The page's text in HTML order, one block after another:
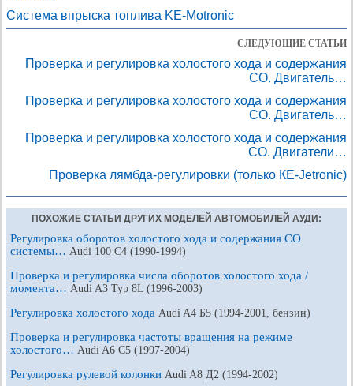
Система впрыска топлива KE-Motronic
СЛЕДУЮЩИЕ СТАТЬИ
Проверка и регулировка холостого хода и содержания
СО. Двигатель…
Проверка и регулировка холостого хода и содержания
СО. Двигатель…
Проверка и регулировка холостого хода и содержания
СО. Двигатели…
Проверка лямбда-регулировки (только КЕ-Jetronic)
ПОХОЖИЕ СТАТЬИ ДРУГИХ МОДЕЛЕЙ АВТОМОБИЛЕЙ АУДИ:
Регулировка оборотов холостого хода и содержания CO
системы… Audi 100 С4 (1990-1994)
Проверка и регулировка числа оборотов холостого хода /
момента… Audi A3 Typ 8L (1996-2003)
Регулировка холостого хода Audi A4 Б5 (1994-2001, бензин)
Проверка и регулировка частоты вращения на режиме
холостого… Audi A6 С5 (1997-2004)
Регулировка рулевой колонки Audi A8 Д2 (1994-2002)